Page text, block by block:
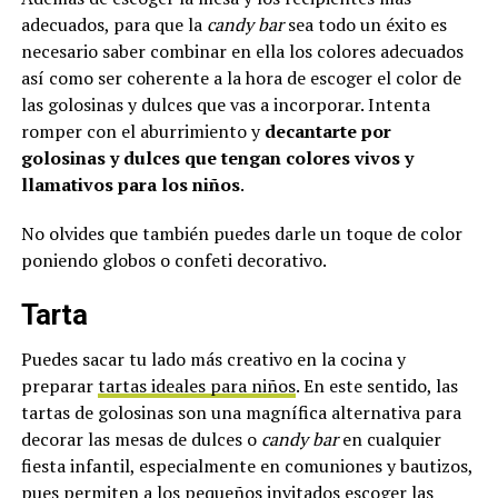
adecuados, para que la candy barsea todo un éxito es
necesario saber combinar en ella los colores adecuados
así como ser coherente a la hora de escoger el color de
las golosinas y dulces que vas a incorporar. Intenta
romper con el aburrimiento ydecantarte por
golosinas y dulces que tengan colores vivos y
llamativos para los niños.
No olvides que también puedes darle un toque de color
poniendo globos o confeti decorativo.
Tarta
Puedes sacar tu lado más creativo en la cocina y
preparartartas ideales para niños. En este sentido, las
tartas de golosinas son una magnífica alternativa para
decorar las mesas de dulces o candy baren cualquier
fiesta infantil, especialmente en comuniones y bautizos,
pues permiten a los pequeños invitados escoger las